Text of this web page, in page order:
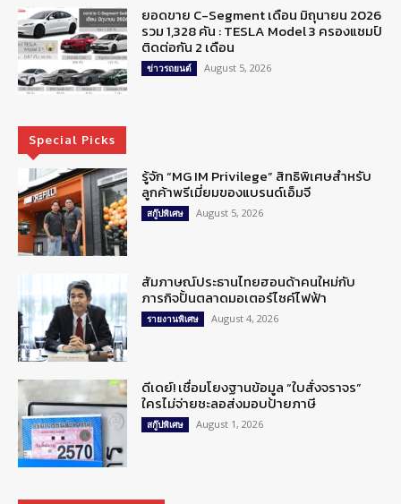
ยอดขาย C-Segment เดือน มิถุนายน 2026
รวม 1,328 คัน : TESLA Model 3 ครองแชมป์
ติดต่อกัน 2 เดือน
ข่าวรถยนต์ August 5, 2026
Special Picks
รู้จัก “MG IM Privilege” สิทธิพิเศษสำหรับ
ลูกค้าพรีเมี่ยมของแบรนด์เอ็มจี
สกู๊ปพิเศษ August 5, 2026
สัมภาษณ์ประธานไทยฮอนด้าคนใหม่กับ
ภารกิจปั้นตลาดมอเตอร์ไซค์ไฟฟ้า
รายงานพิเศษ August 4, 2026
ดีเดย์! เชื่อมโยงฐานข้อมูล “ใบสั่งจราจร”
ใครไม่จ่ายชะลอส่งมอบป้ายภาษี
สกู๊ปพิเศษ August 1, 2026